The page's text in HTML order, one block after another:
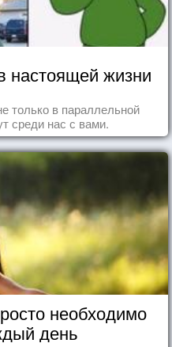
настоящей жизни
только в параллельной
среди нас с вами.
необходимо
день